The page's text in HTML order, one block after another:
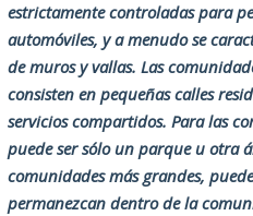
estrictamente controladas para
automóviles, y a menudo se
de muros y vallas. Las
consisten en pequeñas calles
servicios compartidos. Para las
puede ser sólo un parque u otra
comunidades más grandes,
permanezcan dentro de la